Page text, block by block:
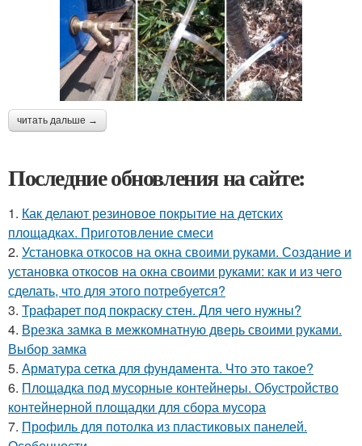
читать дальше →
Последние обновления на сайте:
1. Как делают резиновое покрытие на детских
площадках. Приготовление смеси
2. Установка откосов на окна своими руками. Создание и
установка откосов на окна своими руками: как и из чего
сделать, что для этого потребуется?
3. Трафарет под покраску стен. Для чего нужны?
4. Врезка замка в межкомнатную дверь своими руками.
Выбор замка
5. Арматура сетка для фундамента. Что это такое?
6. Площадка под мусорные контейнеры. Обустройство
контейнерной площадки для сбора мусора
7. Профиль для потолка из пластиковых панелей.